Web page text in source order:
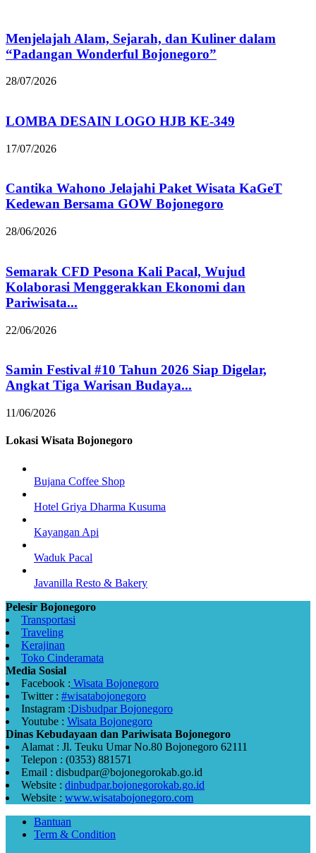
Menjelajah Alam, Sejarah, dan Kuliner dalam
“Padangan Wonderful Bojonegoro”
28/07/2026
LOMBA DESAIN LOGO HJB KE-349
17/07/2026
Cantika Wahono Jelajahi Paket Wisata KaGeT
Kedewan Bersama GOW Bojonegoro
28/06/2026
Semarak CFD Pesona Kali Pacal, Wujud
Kolaborasi Menggerakkan Ekonomi dan
Pariwisata...
22/06/2026
Samin Festival #10 Tahun 2026 Siap Digelar,
Angkat Tiga Warisan Budaya...
11/06/2026
Lokasi Wisata Bojonegoro
Bujana Coffee Shop
Hotel Griya Dharma Kusuma
Kayangan Api
Waduk Pacal
Javanilla Resto & Bakery
Pelesir Bojonegoro
Transportasi
Traveling
Kerajinan
Toko Cinderamata
Media Sosial
Facebook : Wisata Bojonegoro
Twitter : #wisatabojonegoro
Instagram :Disbudpar Bojonegoro
Youtube : Wisata Bojonegoro
Dinas Kebudayaan dan Pariwisata Bojonegoro
Alamat : Jl. Teuku Umar No.80 Bojonegoro 62111
Telepon : (0353) 881571
Email : disbudpar@bojonegorokab.go.id
Website : dinbudpar.bojonegorokab.go.id
Website : www.wisatabojonegoro.com
Bantuan
Term & Condition